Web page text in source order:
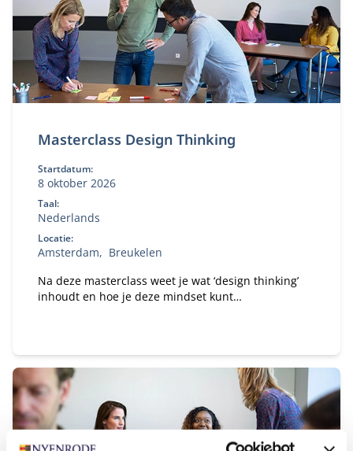
Masterclass Design Thinking
Startdatum:
8 oktober 2026
Taal:
Nederlands
Locatie:
Amsterdam
Breukelen
Na deze masterclass weet je wat ‘design thinking’
inhoudt en hoe je deze mindset kunt